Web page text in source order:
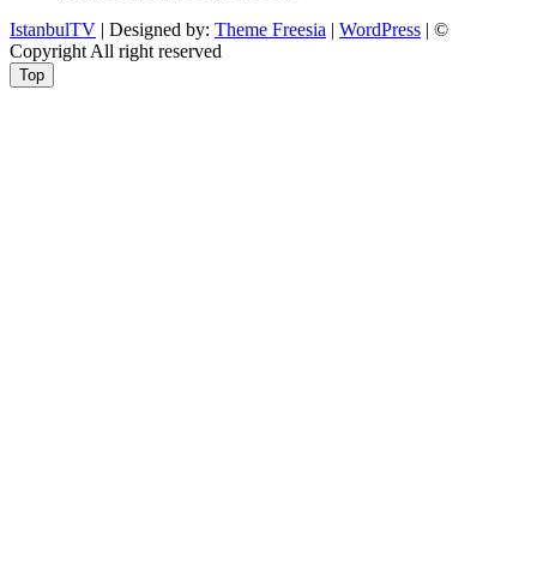
IstanbulTV | Designed by: Theme Freesia | WordPress | ©
Copyright All right reserved
Top